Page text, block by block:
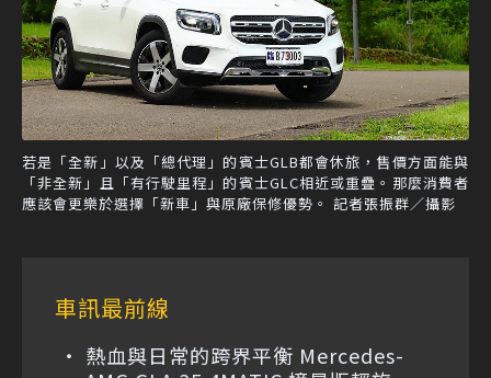
若是「全新」以及「總代理」的賓士GLB都會休旅，售價方面能與
「非全新」且「有行駛里程」的賓士GLC相近或重疊。那麼消費者
應該會更樂於選擇「新車」與原廠保修優勢。 記者張振群／攝影
車訊最前線
熱血與日常的跨界平衡 Mercedes-